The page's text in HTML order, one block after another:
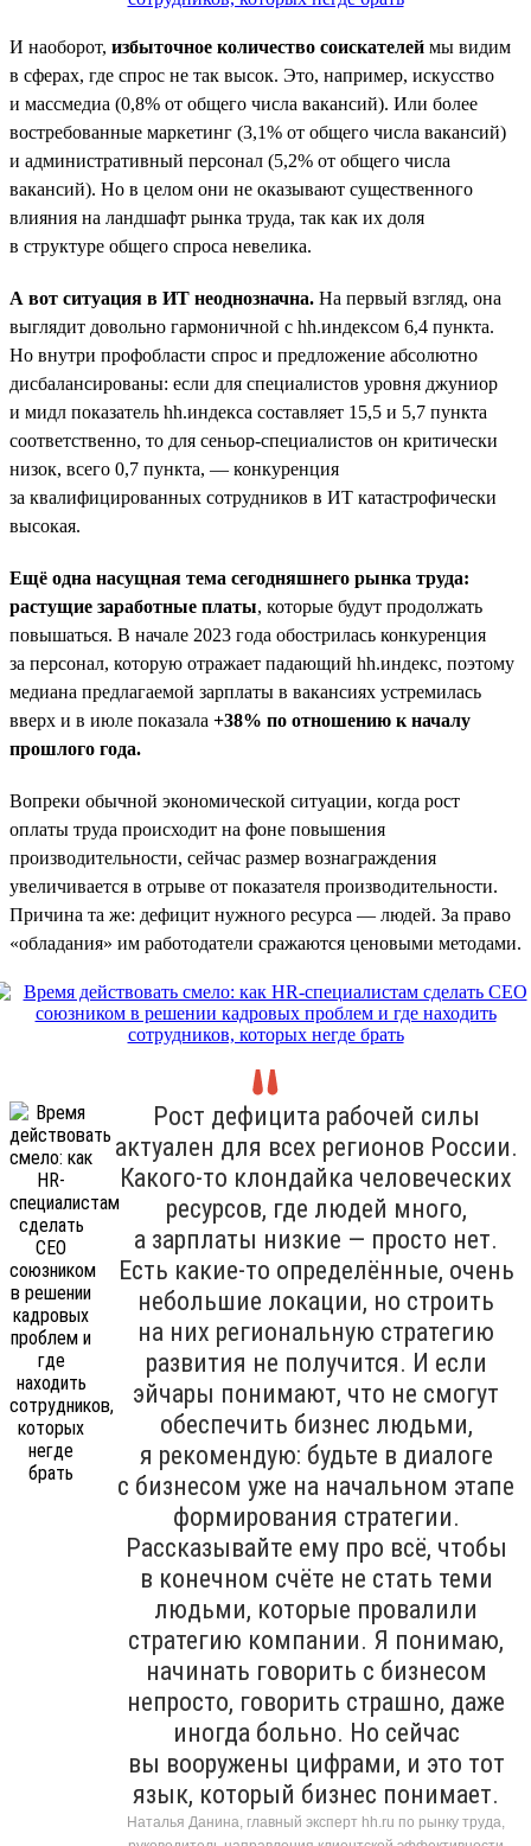
И наоборот, избыточное количество соискателей мы видим
в сферах, где спрос не так высок. Это, например, искусство
и массмедиа (0,8% от общего числа вакансий). Или более
востребованные маркетинг (3,1% от общего числа вакансий)
и административный персонал (5,2% от общего числа
вакансий). Но в целом они не оказывают существенного
влияния на ландшафт рынка труда, так как их доля
в структуре общего спроса невелика.
А вот ситуация в ИТ неоднозначна. На первый взгляд, она
выглядит довольно гармоничной с hh.индексом 6,4 пункта.
Но внутри профобласти спрос и предложение абсолютно
дисбалансированы: если для специалистов уровня джуниор
и мидл показатель hh.индекса составляет 15,5 и 5,7 пункта
соответственно, то для сеньор-специалистов он критически
низок, всего 0,7 пункта, — конкуренция
за квалифицированных сотрудников в ИТ катастрофически
высокая.
Ещё одна насущная тема сегодняшнего рынка труда:
растущие заработные платы, которые будут продолжать
повышаться. В начале 2023 года обострилась конкуренция
за персонал, которую отражает падающий hh.индекс, поэтому
медиана предлагаемой зарплаты в вакансиях устремилась
вверх и в июле показала +38% по отношению к началу
прошлого года.
Вопреки обычной экономической ситуации, когда рост
оплаты труда происходит на фоне повышения
производительности, сейчас размер вознаграждения
увеличивается в отрыве от показателя производительности.
Причина та же: дефицит нужного ресурса — людей. За право
«обладания» им работодатели сражаются ценовыми методами.
Рост дефицита рабочей силы
актуален для всех регионов России.
Какого-то клондайка человеческих
ресурсов, где людей много,
а зарплаты низкие — просто нет.
Есть какие-то определённые, очень
небольшие локации, но строить
на них региональную стратегию
развития не получится. И если
эйчары понимают, что не смогут
обеспечить бизнес людьми,
я рекомендую: будьте в диалоге
с бизнесом уже на начальном этапе
формирования стратегии.
Рассказывайте ему про всё, чтобы
в конечном счёте не стать теми
людьми, которые провалили
стратегию компании. Я понимаю,
начинать говорить с бизнесом
непросто, говорить страшно, даже
иногда больно. Но сейчас
вы вооружены цифрами, и это тот
язык, который бизнес понимает.
Наталья Данина, главный эксперт hh.ru по рынку труда,